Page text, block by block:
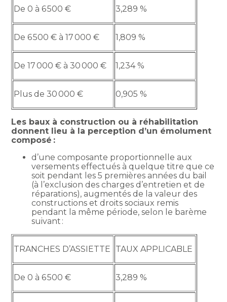
De 0 à 6 500 € 3,289 %
De 6 500 € à 17 000 € 1,809 %
De 17 000 € à 30 000 € 1,234 %
Plus de 30 000 € 0,905 %
Les baux à construction ou à réhabilitation
donnent lieu à la perception d’un émolument
composé :
d’une composante proportionnelle aux
versements effectués à quelque titre que ce
soit pendant les 5 premières années du bail
(à l’exclusion des charges d’entretien et de
réparations), augmentés de la valeur des
constructions et droits sociaux remis
pendant la même période, selon le barème
suivant :
TRANCHES D’ASSIETTE TAUX APPLICABLE
De 0 à 6 500 € 3,289 %